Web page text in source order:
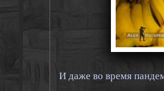
И даже во время